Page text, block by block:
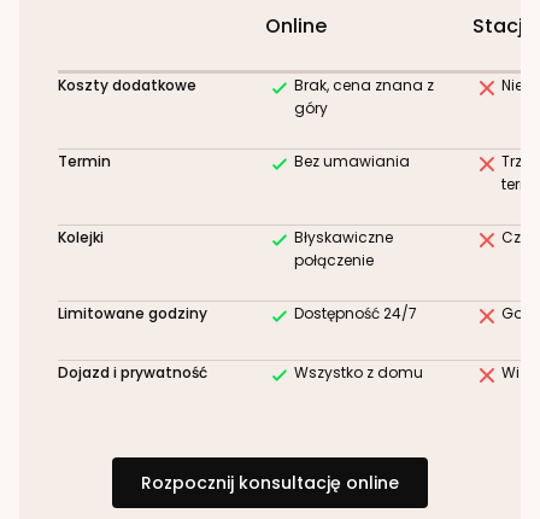
Online
Koszty dodatkowe
Brak, cena znana z
góry
Termin Bez umawiania
Kolejki
Błyskawiczne
połączenie
Limitowane godziny Dostępność 24/7
Dojazd i prywatność Wszystko z domu
Rozpocznij konsultację online